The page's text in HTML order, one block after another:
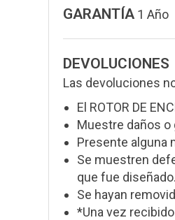
GARANTÍA 1 Año
DEVOLUCIONES
Las devoluciones
El ROTOR DE
Muestre daños o
Presente alguna
Se muestren
que fue diseñado.
Se hayan
*Una vez